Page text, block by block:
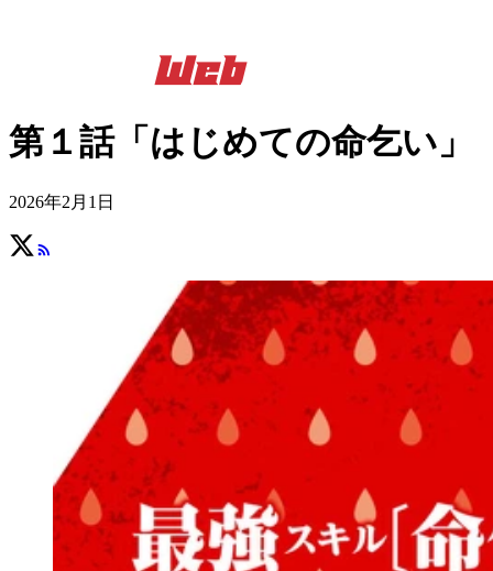
第１話「はじめての命乞い」
2026年2月1日